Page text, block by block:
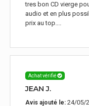
tres bon CD vierge
audio et en plus
prix au top....
Achat vérifié
JEAN J.
Avis ajouté le: 24/05/